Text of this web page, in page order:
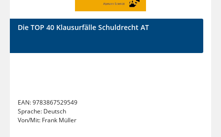
Die TOP 40 Klausurfälle Schuldrecht AT
EAN:9783867529549
Sprache: Deutsch
Von/Mit: Frank Müller